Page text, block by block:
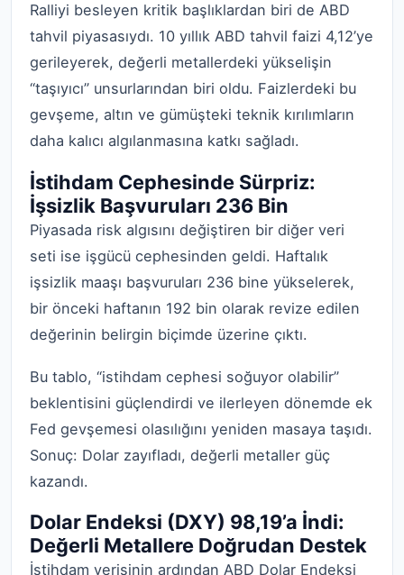
Ralliyi besleyen kritik başlıklardan biri de ABD
tahvil piyasasıydı. 10 yıllık ABD tahvil faizi 4,12’ye
gerileyerek, değerli metallerdeki yükselişin
“taşıyıcı” unsurlarından biri oldu. Faizlerdeki bu
gevşeme, altın ve gümüşteki teknik kırılımların
daha kalıcı algılanmasına katkı sağladı.
İstihdam Cephesinde Sürpriz:
İşsizlik Başvuruları 236 Bin
Piyasada risk algısını değiştiren bir diğer veri
seti ise işgücü cephesinden geldi. Haftalık
işsizlik maaşı başvuruları 236 bine yükselerek,
bir önceki haftanın 192 bin olarak revize edilen
değerinin belirgin biçimde üzerine çıktı.
Bu tablo, “istihdam cephesi soğuyor olabilir”
beklentisini güçlendirdi ve ilerleyen dönemde ek
Fed gevşemesi olasılığını yeniden masaya taşıdı.
Sonuç: Dolar zayıfladı, değerli metaller güç
kazandı.
Dolar Endeksi (DXY) 98,19’a İndi:
Değerli Metallere Doğrudan Destek
İstihdam verisinin ardından ABD Dolar Endeksi